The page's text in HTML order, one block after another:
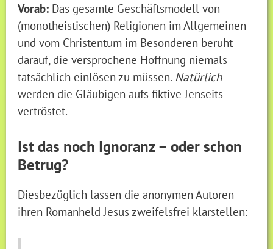
Vorab: Das gesamte Geschäftsmodell von
(monotheistischen) Religionen im Allgemeinen
und vom Christentum im Besonderen beruht
darauf, die versprochene Hoffnung niemals
tatsächlich einlösen zu müssen. Natürlich
werden die Gläubigen aufs fiktive Jenseits
vertröstet.
Ist das noch Ignoranz – oder schon
Betrug?
Diesbezüglich lassen die anonymen Autoren
ihren Romanheld Jesus zweifelsfrei klarstellen: